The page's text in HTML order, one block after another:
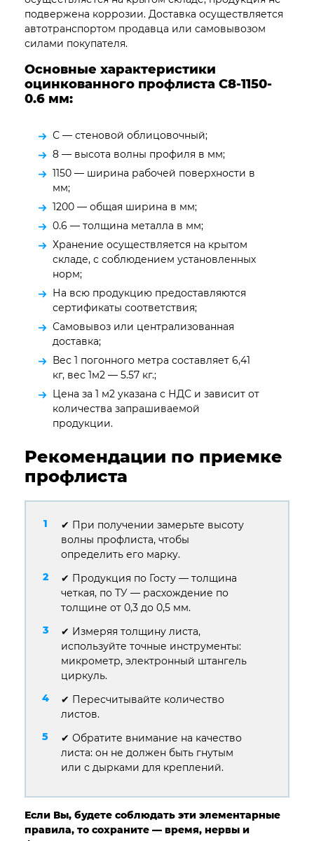
подвержена коррозии. Доставка осуществляется
автотранспортом продавца или самовывозом
силами покупателя.
Основные характеристики
оцинкованного профлиста С8-1150-
0.6 мм:
С — стеновой облицовочный;
8 — высота волны профиля в мм;
1150 — ширина рабочей поверхности в
мм;
1200 — общая ширина в мм;
0.6 — толщина металла в мм;
Хранение осуществляется на крытом
складе, с соблюдением установленных
норм;
На всю продукцию предоставляются
сертификаты соответствия;
Самовывоз или централизованная
доставка;
Вес 1 погонного метра составляет 6,41
кг, вес 1м2 — 5.57 кг.;
Цена за 1 м2 указана с НДС и зависит от
количества запрашиваемой
продукции.
Рекомендации по приемке
профлиста
✔ При получении замерьте высоту
волны профлиста, чтобы
определить его марку.
✔ Продукция по Госту — толщина
четкая, по ТУ — расхождение по
толщине от 0,3 до 0,5 мм.
✔ Измеряя толщину листа,
используйте точные инструменты:
микрометр, электронный штангель
циркуль.
✔ Пересчитывайте количество
листов.
✔ Обратите внимание на качество
листа: он не должен быть гнутым
или с дырками для креплений.
Если Вы, будете соблюдать эти элементарные
правила, то сохраните — время, нервы и